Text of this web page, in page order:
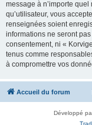
message à n’importe
qu’utilisateur, vous
renseignées soient
informations ne seront
consentement, ni «
tenus comme
à compromettre vos
Accueil du forum
Développé